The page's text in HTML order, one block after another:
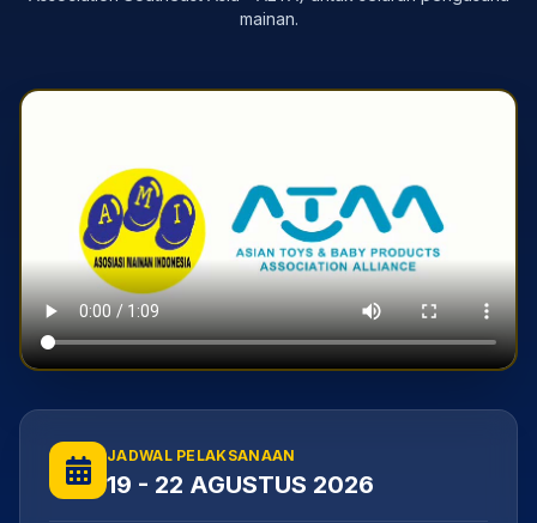
mainan.
JADWAL PELAKSANAAN
19 - 22 AGUSTUS 2026